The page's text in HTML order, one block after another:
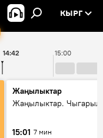
КЫРГ
15:00
14:42
Жаңылыктар
Жаңылыктар.
15:01 7 мин